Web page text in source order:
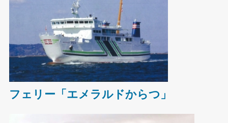
フェリー「エメラルドからつ」